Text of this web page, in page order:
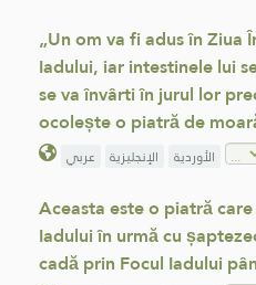
„Un om va fi adus în Ziua
Iadului, iar intestinele lui
se va învârti în jurul lor
ocolește o piatră de
عربي الإنجليزية الأوردية
Aceasta este o piatră
Iadului în urmă cu
cadă prin Focul Iadului